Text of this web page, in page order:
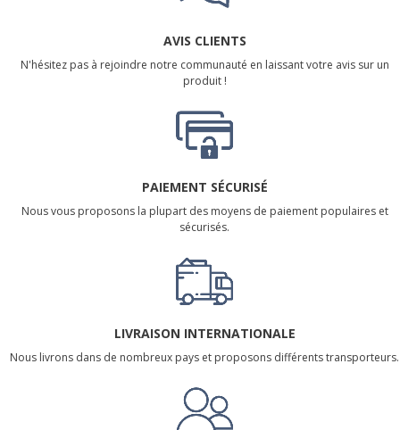
AVIS CLIENTS
N'hésitez pas à rejoindre notre communauté en laissant votre avis sur un
produit !
PAIEMENT SÉCURISÉ
Nous vous proposons la plupart des moyens de paiement populaires et
sécurisés.
LIVRAISON INTERNATIONALE
Nous livrons dans de nombreux pays et proposons différents transporteurs.